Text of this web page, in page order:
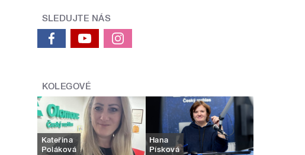
SLEDUJTE NÁS
KOLEGOVÉ
Kateřina
Poláková
Hana
Písková